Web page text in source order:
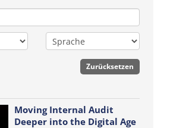
Moving Internal Audit
Deeper into the Digital Age